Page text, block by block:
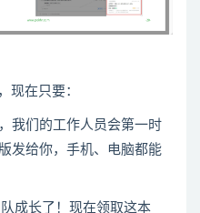
现在只要：
​， 我们的工作人员会第一时
发给你，手机、电脑都能
成长了！现在领取这本